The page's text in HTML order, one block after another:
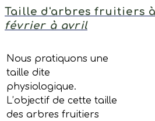
Taille d'arbres fruitiers
février à avril
Nous pratiquons une
taille dite
physiologique.
L’objectif de cette taille
des arbres fruitiers